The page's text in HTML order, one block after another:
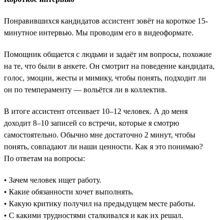
Понравившихся кандидатов ассистент зовёт на короткое 15-
минутное интервью. Мы проводим его в видеоформате.
Помощник общается с людьми и задаёт им вопросы, похожие
на те, что были в анкете. Он смотрит на поведение кандидата,
голос, эмоции, жесты и мимику, чтобы понять, подходит ли
он по темпераменту — вольётся ли в коллектив.
В итоге ассистент отсеивает 10–12 человек. А до меня
доходит 8–10 записей со встречи, которые я смотрю
самостоятельно. Обычно мне достаточно 2 минут, чтобы
понять, совпадают ли наши ценности. Как я это понимаю?
По ответам на вопросы:
• Зачем человек ищет работу.
• Какие обязанности хочет выполнять.
• Какую критику получил на предыдущем месте работы.
• С какими трудностями сталкивался и как их решал.